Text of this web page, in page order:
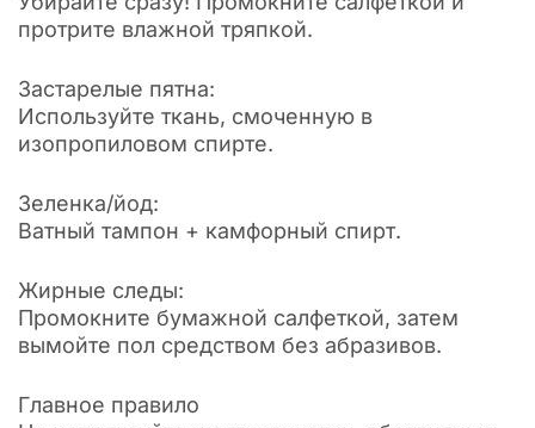
протрите влажной тряпкой.
Застарелые пятна:
Используйте ткань, смоченную в
изопропиловом спирте.
Зеленка/йод:
Ватный тампон + камфорный спирт.
Жирные следы:
Промокните бумажной салфеткой, затем
вымойте пол средством без абразивов.
Главное правило